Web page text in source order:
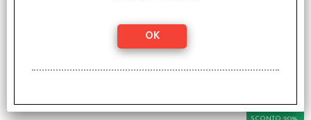
Dado d6 - Numeri
Romani